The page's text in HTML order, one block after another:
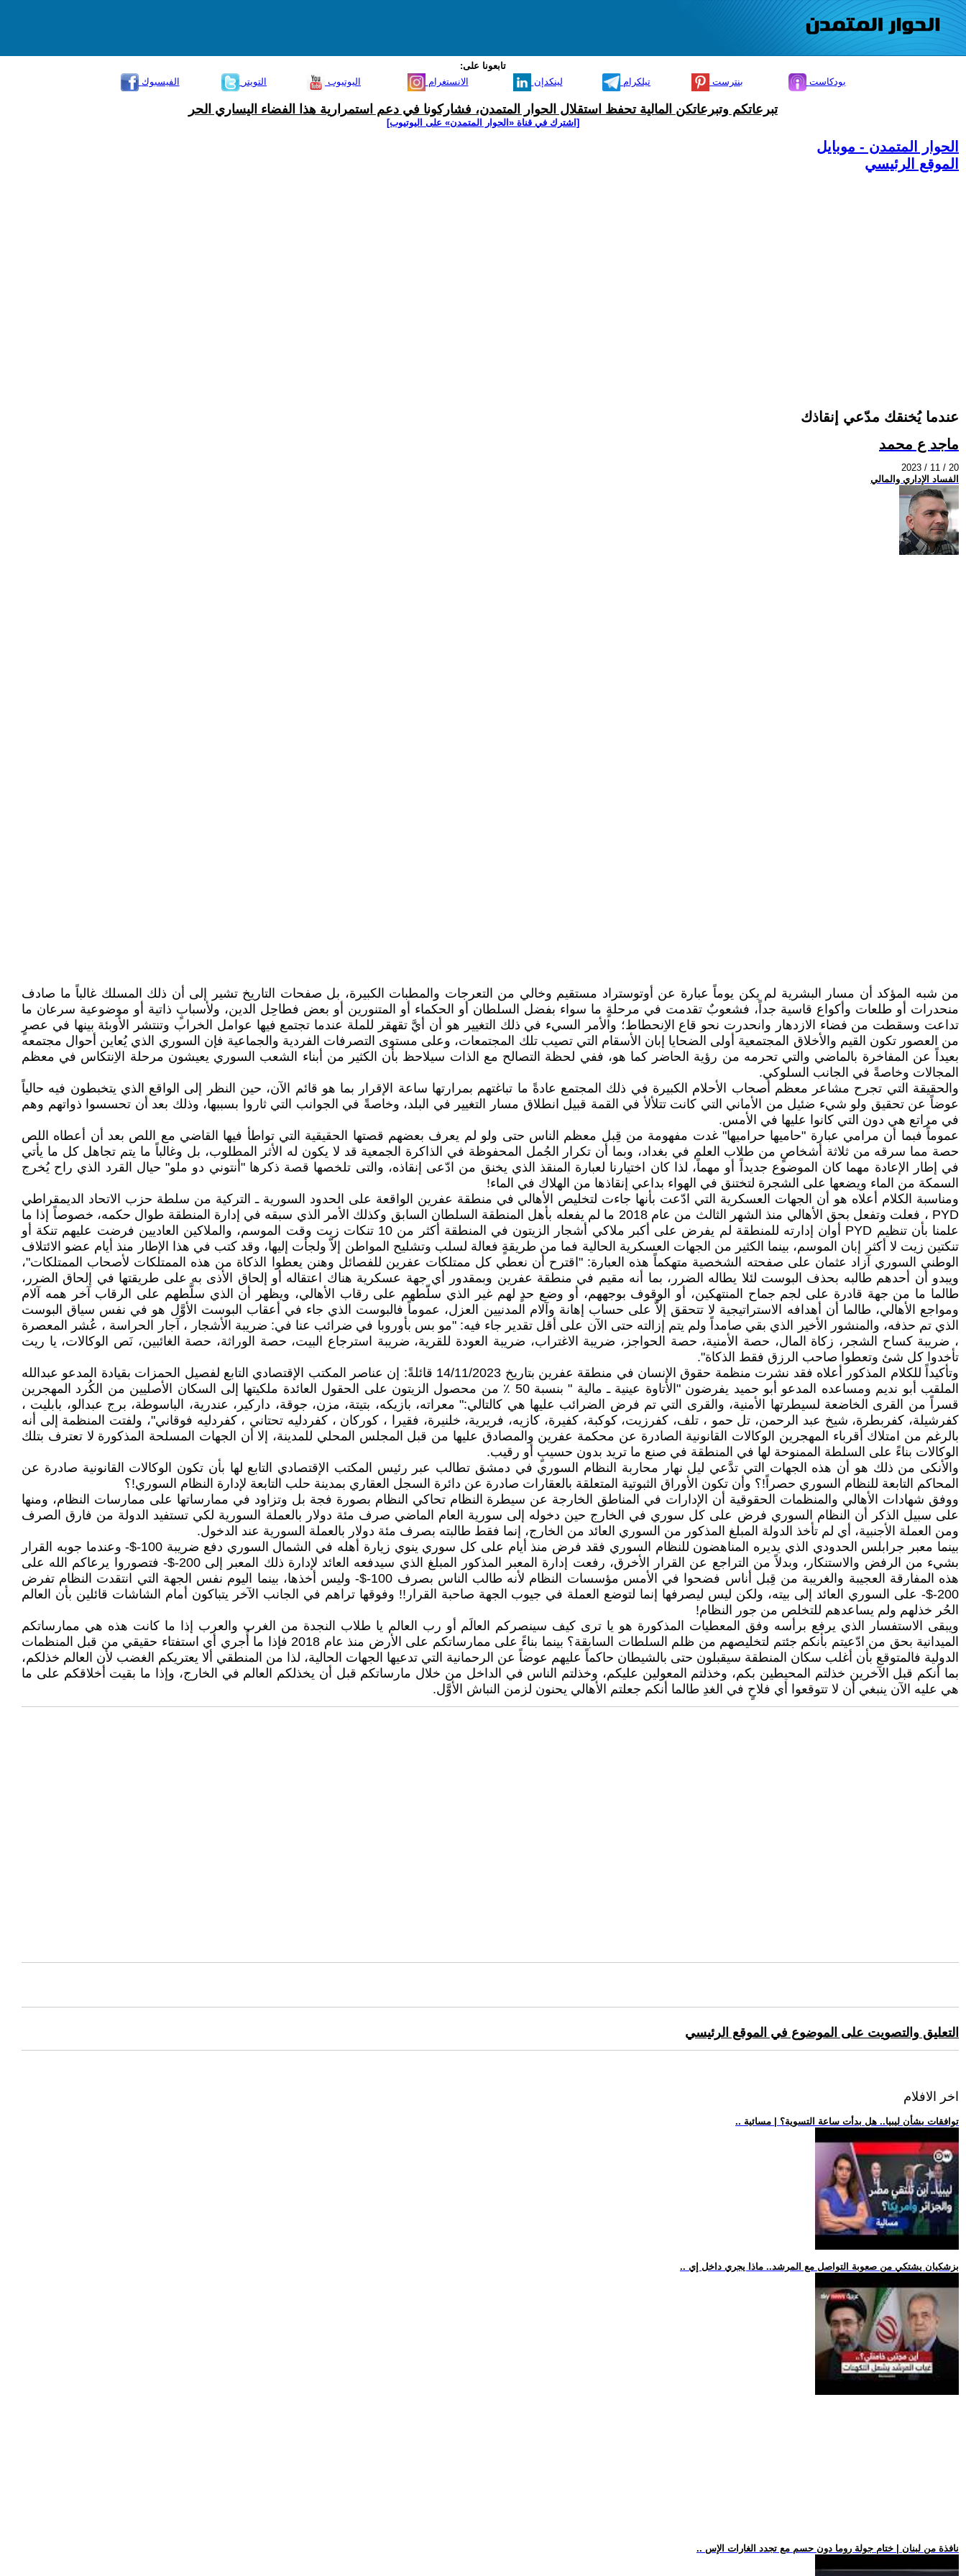
تابعونا على:
الفيسبوك
التويتر اليوتيوب الانستغرام لينكدإن تيلكرام بنترست بودكاست
تبرعاتكم وتبرعاتكن المالية تحفظ استقلال الحوار المتمدن، فشاركونا في دعم استمرارية هذا الفضاء اليساري الحر
[اشترك في قناة ‫«الحوار المتمدن» على اليوتيوب]
الحوار المتمدن - موبايل
الموقع الرئيسي
عندما يُخنقك مدّعي إنقاذك
ماجد ع محمد
2023 / 11 / 20
الفساد الإداري والمالي
من شبه المؤكد أن مسار البشرية لم يكن يوماً عبارة عن أوتوستراد مستقيم وخالي من التعرجات والمطبات الكبيرة، بل صفحات التاريخ تشير إلى أن ذلك المسلك غالباً ما صادف
منحدرات أو طلعات وأكواع قاسية جداً، فشعوبٌ تقدمت في مرحلةٍ ما سواء بفضل السلطان أو الحكماء أو المتنورين أو بعض فطاحِل الدين، ولأسبابٍ ذاتية أو موضوعية سرعان ما
تداعت وسقطت من فضاء الازدهار وانحدرت نحو قاع الاِنحطاط؛ والأمر السيء في ذلك التغيير هو أن أيَّ تقهقر للملة عندما تجتمع فيها عوامل الخراب وتنتشر الأوبئة بينها في عصرٍ
من العصور تكون القيم والأخلاق المجتمعية أولى الضحايا إبان الأسقام التي تصيب تلك المجتمعات، وعلى مستوى التصرفات الفردية والجماعية فإن السوري الذي يُعاين أحوال مجتمعه
بعيداً عن المفاخرة بالماضي والتي تحرمه من رؤية الحاضر كما هو، ففي لحظة التصالح مع الذات سيلاحظ بأن الكثير من أبناء الشعب السوري يعيشون مرحلة الاِنتكاس في معظم
المجالات وخاصةً في الجانب السلوكي.
والحقيقة التي تجرح مشاعر معظم أصحاب الأحلام الكبيرة في ذلك المجتمع عادةً ما تباغتهم بمرارتها ساعة الإقرار بما هو قائم الآن، حين النظر إلى الواقع الذي يتخبطون فيه حالياً
عوضاً عن تحقيق ولو شيء ضئيل من الأماني التي كانت تتلألأ في القمة قبيل انطلاق مسار التغيير في البلد، وخاصةً في الجوانب التي ثاروا بسببها، وذلك بعد أن تحسسوا ذواتهم وهم
في مراتع هي دون التي كانوا عليها في الأمس.
عموماً فبما أن مرامي عبارة "حاميها حراميها" غدت مفهومة من قِبل معظم الناس حتى ولو لم يعرف بعضهم قصتها الحقيقية التي تواطأ فيها القاضي مع اللص بعد أن أعطاه اللص
حصة مما سرقه من ثلاثة أشخاصٍ من طلاب العلم في بغداد، وبما أن تكرار الجُمل المحفوظة في الذاكرة الجمعية قد لا يكون له الأثر المطلوب، بل وغالباً ما يتم تجاهل كل ما يأتي
في إطار الإعادة مهما كان الموضوع جديداً أو مهماً، لذا كان اختيارنا لعبارة المنقذ الذي يخنق من ادّعى إنقاذه، والتى تلخصها قصة ذكرها "أنتوني دو ملو" حيال القرد الذي راح يُخرج
السمكة من الماء ويضعها على الشجرة لتختنق في الهواء بداعي إنقاذها من الهلاك في الماء!
ومناسبة الكلام أعلاه هو أن الجهات العسكرية التي ادّعت بأنها جاءت لتخليص الأهالي في منطقة عفرين الواقعة على الحدود السورية ـ التركية من سلطة حزب الاتحاد الديمقراطي
PYD ، فعلت وتفعل بحق الأهالي منذ الشهر الثالث من عام 2018 ما لم يفعله بأهل المنطقة السلطان السابق وكذلك الأمر الذي سبقه في إدارة المنطقة طوال حكمه، خصوصاً إذا ما
علمنا بأن تنظيم PYD أوان إدارته للمنطقة لم يفرض على أكبر ملاكي أشجار الزيتون في المنطقة أكثر من 10 تنكات زيت وقت الموسم، والملاكين العاديين فرضت عليهم تنكة أو
تنكتين زيت لا أكثر إبان الموسم، بينما الكثير من الجهات العسكرية الحالية فما من طريقةٍ فعالة لسلب وتشليح المواطن إلاّ ولجأت إليها، وقد كتب في هذا الإطار منذ أيام عضو الائتلاف
الوطني السوري آزاد عثمان على صفحته الشخصية متهكماً هذه العبارة: "اقترح أن نعطي كل ممتلكات عفرين للفصائل وهنن يعطوا الذكاة من هذه الممتلكات لأصحاب الممتلكات"،
ويبدو أن أحدهم طالبه بحذف البوست لئلا يطاله الضرر، بما أنه مقيم في منطقة عفرين وبمقدور أي جهة عسكرية هناك اعتقاله أو إلحاق الأذى به على طريقتها في إلحاق الضرر،
طالما ما من جهة قادرة على لجم جماح المنتهكين، أو الوقوف بوجههم، أو وضع حدٍ لهم غير الذي سلّطهم على رقاب الأهالي، ويظهر أن الذي سلَّطهم على الرقاب آخر همه آلام
ومواجع الأهالي، طالما أن أهدافه الاستراتيجية لا تتحقق إلاَّ على حساب إهانة وآلام المدنيين العزل، عموماً فالبوست الذي جاء في أعقاب البوست الأوَّل هو في نفس سياق البوست
الذي تم حذفه، والمنشور الأخير الذي بقي صامداً ولم يتم إزالته حتى الآن على أقل تقدير جاء فيه: "مو بس بأوروبا في ضرائب عنا في: ضريبة الأشجار ، آجار الحراسة ، عُشر المعصرة
، ضريبة كساح الشجر، زكاة المال، حصة الأمنية، حصة الحواجز، ضريبة الاغتراب، ضريبة العودة للقرية، ضريبة استرجاع البيت، حصة الوراثة، حصة الغائبين، نَص الوكالات، يا ريت
تأخدوا كل شئ وتعطوا صاحب الرزق فقط الذكاة".
وتأكيداً للكلام المذكور أعلاه فقد نشرت منظمة حقوق الإنسان في منطقة عفرين بتاريخ 14/11/2023 قائلةً: إن عناصر المكتب الإقتصادي التابع لفصيل الحمزات بقيادة المدعو عبدالله
الملقب أبو نديم ومساعده المدعو أبو حميد يفرضون "الأتاوة عينية ـ مالية " بنسبة 50 ٪ من محصول الزيتون على الحقول العائدة ملكيتها إلى السكان الأصليين من الكُرد المهجرين
قسراً من القرى الخاضعة لسيطرتها الأمنية، والقرى التي تم فرض الضرائب عليها هي كالتالي:" معراته، بازيكه، بتيتة، مزن، جوقة، داركير، عندرية، الباسوطة، برج عبدالو، بابليت ،
كفرشيلة، كفربطرة، شيخ عبد الرحمن، تل حمو ، تلف، كفرزيت، كوكبة، كفيرة، كازيه، فريرية، خلنيرة، فقيرا ، كوركان ، كفردليه تحتاني ، كفردليه فوقاني"، ولفتت المنظمة إلى أنه
بالرغم من امتلاك أقرباء المهجرين الوكالات القانونية الصادرة عن محكمة عفرين والمصادق عليها من قبل المجلس المحلي للمدينة، إلا أن الجهات المسلحة المذكورة لا تعترف بتلك
الوكالات بناءً على السلطة الممنوحة لها في المنطقة في صنع ما تريد بدون حسيبٍ أو رقيب.
والأنكى من ذلك هو أن هذه الجهات التي تدَّعي ليل نهار محاربة النظام السوري في دمشق تطالب عبر رئيس المكتب الإقتصادي التابع لها بأن تكون الوكالات القانونية صادرة عن
المحاكم التابعة للنظام السوري حصراً!؟ وأن تكون الأوراق الثبوتية المتعلقة بالعقارات صادرة عن دائرة السجل العقاري بمدينة حلب التابعة لإدارة النظام السوري!؟
ووفق شهادات الأهالي والمنظمات الحقوقية أن الإدارات في المناطق الخارجة عن سيطرة النظام تحاكي النظام بصورة فجة بل وتزاود في ممارساتها على ممارسات النظام، ومنها
على سبيل الذكر أن النظام السوري فرض على كل سوري في الخارج حين دخوله إلى سورية العام الماضي صرف مئة دولار بالعملة السورية لكي تستفيد الدولة من فارق الصرف
ومن العملة الأجنبية، أي لم تأخذ الدولة المبلغ المذكور من السوري العائد من الخارج، إنما فقط طالبته بصرف مئة دولار بالعملة السورية عند الدخول.
بينما معبر جرابلس الحدودي الذي يديره المناهضون للنظام السوري فقد فرض منذ أيام على كل سوري ينوي زيارة أهله في الشمال السوري دفع ضريبة 100-$- وعندما جوبه القرار
بشيء من الرفض والاستنكار، وبدلاً من التراجع عن القرار الأخرق، رفعت إدارة المعبر المذكور المبلغ الذي سيدفعه العائد لإدارة ذلك المعبر إلى 200-$- فتصوروا يرعاكم الله على
هذه المفارقة العجيبة والغريبة من قِبل أناس فضحوا في الأمس مؤسسات النظام لأنه طالب الناس بصرف 100-$- وليس أخذها، بينما اليوم نفس الجهة التي انتقدت النظام تفرض
200-$- على السوري العائد إلى بيته، ولكن ليس ليصرفها إنما لتوضع العملة في جيوب الجهة صاحبة القرار!! وفوقها تراهم في الجانب الآخر يتباكون أمام الشاشات قائلين بأن العالم
الحُر خذلهم ولم يساعدهم للتخلص من جور النظام!
ويبقى الاستفسار الذي يرفع برأسه وفق المعطيات المذكورة هو يا ترى كيف سينصركم العالَم أو رب العالم يا طلاب النجدة من الغرب والعرب إذا ما كانت هذه هي ممارساتكم
الميدانية بحق من ادّعيتم بأنكم جئتم لتخليصهم من ظلم السلطات السابقة؟ بينما بناءً على ممارساتكم على الأرض منذ عام 2018 فإذا ما أُجري أي استفتاء حقيقي من قبل المنظمات
الدولية فالمتوقع بأن أغلب سكان المنطقة سيقبلون حتى بالشيطان حاكماً عليهم عوضاً عن الرحمانية التي تدعيها الجهات الحالية، لذا من المنطقي ألا يعتريكم الغضب لأن العالم خذلكم،
بما أنكم قبل الآخرين خذلتم المحيطين بكم، وخذلتم المعولين عليكم، وخذلتم الناس في الداخل من خلال مارساتكم قبل أن يخذلكم العالم في الخارج، وإذا ما بقيت أخلاقكم على ما
هي عليه الآن ينبغي أن لا تتوقعوا أي فلاحٍ في الغدِ طالما أنكم جعلتم الأهالي يحنون لزمن النباش الأوَّل.
التعليق والتصويت على الموضوع في الموقع الرئيسي
اخر الافلام
.. توافقات بشأن ليبيا.. هل بدأت ساعة التسوية؟ | مسائية
.. بزشكيان يشتكي من صعوبة التواصل مع المرشد.. ماذا يجري داخل إي
.. نافذة من لبنان | ختام جولة روما دون حسم مع تجدد الغارات الإس